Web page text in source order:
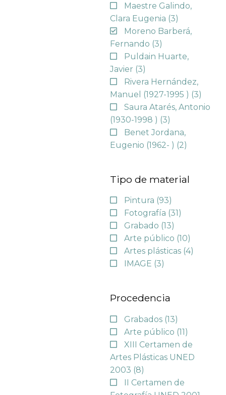
Maestre Galindo,
Clara Eugenia (3)
Moreno Barberá,
Fernando (3)
Puldain Huarte,
Javier (3)
Rivera Hernández,
Manuel (1927-1995 ) (3)
Saura Atarés, Antonio
(1930-1998 ) (3)
Benet Jordana,
Eugenio (1962- ) (2)
Tipo de material
Pintura (93)
Fotografía (31)
Grabado (13)
Arte público (10)
Artes plásticas (4)
IMAGE (3)
Procedencia
Grabados (13)
Arte público (11)
XIII Certamen de
Artes Plásticas UNED
2003 (8)
II Certamen de